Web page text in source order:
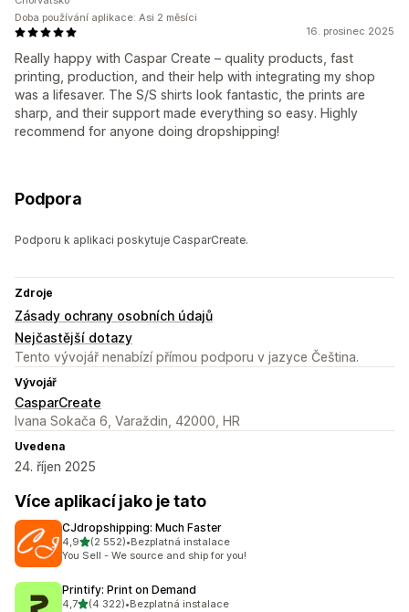
16. prosinec 2025
Really happy with Caspar Create – quality products, fast
printing, production, and their help with integrating my shop
was a lifesaver. The S/S shirts look fantastic, the prints are
sharp, and their support made everything so easy. Highly
recommend for anyone doing dropshipping!
Doba používání aplikace: Asi 2 měsíci
Podpora
Podporu k aplikaci poskytuje CasparCreate.
Zdroje
Zásady ochrany osobních údajů
Nejčastější dotazy
Tento vývojář nenabízí přímou podporu v jazyce Čeština.
Vývojář
CasparCreate
Ivana Sokača 6, Varaždin, 42000, HR
Uvedena
24. říjen 2025
Více aplikací jako je tato
CJdropshipping: Much Faster
4,9z 5 hvězd
(2 552)
Celkový počet recenzí: 2552
•Bezplatná instalace
You Sell - We source and ship for you!
Printify: Print on Demand
4,7z 5 hvězd
(4 322)•Bezplatná instalace